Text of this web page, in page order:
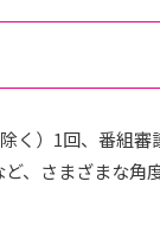
）1回、番組審
、さまざまな角